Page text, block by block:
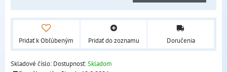
Pridať k Obľúbeným Pridať do zoznamu Doručenia
Skladové číslo: Dostupnosť:Skladom